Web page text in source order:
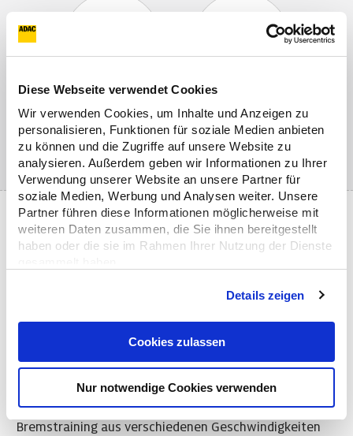
Diese Webseite verwendet Cookies
Wir verwenden Cookies, um Inhalte und Anzeigen zu
personalisieren, Funktionen für soziale Medien anbieten
zu können und die Zugriffe auf unsere Website zu
analysieren. Außerdem geben wir Informationen zu Ihrer
Verwendung unserer Website an unsere Partner für
soziale Medien, Werbung und Analysen weiter. Unsere
Partner führen diese Informationen möglicherweise mit
weiteren Daten zusammen, die Sie ihnen bereitgestellt
haben oder die sie im Rahmen Ihrer Nutzung der Dienste
Mit COOKIES ZULASSEN willigen Sie zugleich auch in
und Singapur) nach Art. 49 Abs. 1 S. 1 a DSGVO ein.
Diese Drittländer weisen ggf. kein mit der EU
vergleichbares Datenschutzniveau auf. Hierbei kann
Behörden erfasst und verarbeitet sowie Ihre
Betroffenenrechte nicht durchgesetzt werden könnten.
Details zeigen
Cookies zulassen
Nur notwendige Cookies verwenden
Trainingsort:
Embsen
(Lüneburg)
Trainingsdauer:
8,25 Stunden
DAS ERWARTET SIE BEIM ADAC MOTORRAD-
INTENSIV-TRAINING
Fahrzeugcheck mit Abfahrtkontrollen
Bremstraining aus verschiedenen Geschwindigkeiten